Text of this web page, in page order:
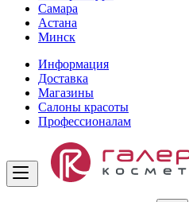
Самара
Астана
Минск
Информация
Доставка
Магазины
Салоны красоты
Профессионалам